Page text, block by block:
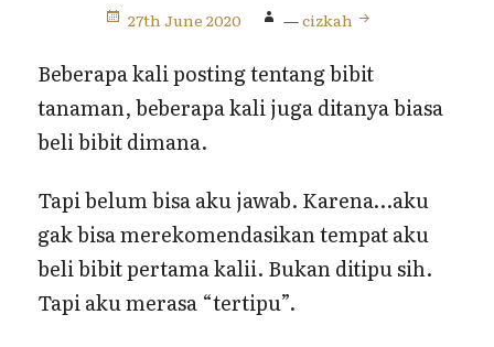
27th June 2020 —cizkah
Beberapa kali posting tentang bibit
tanaman, beberapa kali juga ditanya biasa
beli bibit dimana.
Tapi belum bisa aku jawab. Karena…aku
gak bisa merekomendasikan tempat aku
beli bibit pertama kalii. Bukan ditipu sih.
Tapi aku merasa “tertipu”.